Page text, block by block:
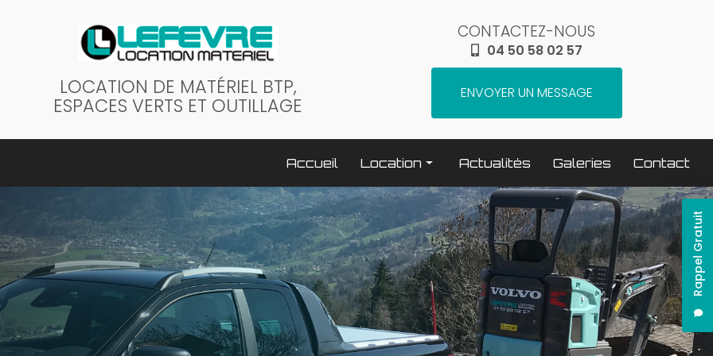
LOCATION DE MATÉRIEL BTP,
ESPACES VERTS ET OUTILLAGE
CONTACTEZ-NOUS
04 50 58 02 57
ENVOYER UN MESSAGE
Rappel Gratuit
Accueil
Location
Terrassement / compactage
Transport
Elévation / levage
Espaces verts
Traitement béton
Nettoyage
Actualités Galeries Contact